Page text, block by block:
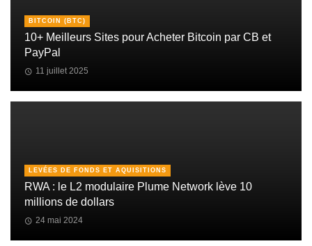
BITCOIN (BTC)
10+ Meilleurs Sites pour Acheter Bitcoin par CB et
PayPal
11 juillet 2025
LEVÉES DE FONDS ET AQUISITIONS
RWA : le L2 modulaire Plume Network lève 10
millions de dollars
24 mai 2024